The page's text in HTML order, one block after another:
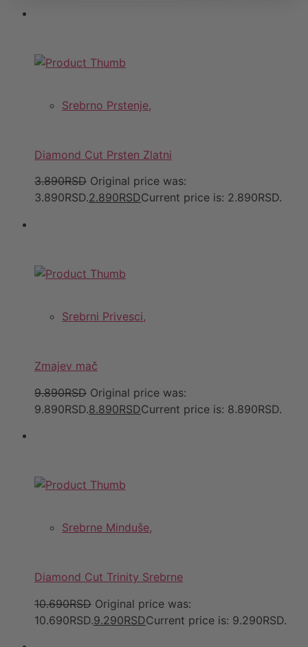
Srebrno Prstenje,
Diamond Cut Prsten Zlatni
3.890RSD Original price was:
3.890RSD.2.890RSDCurrent price is: 2.890RSD.
Srebrni Privesci,
Zmajev mač
9.890RSD Original price was:
9.890RSD.8.890RSDCurrent price is: 8.890RSD.
Srebrne Minduše,
Diamond Cut Trinity Srebrne
10.690RSD Original price was:
10.690RSD.9.290RSDCurrent price is: 9.290RSD.